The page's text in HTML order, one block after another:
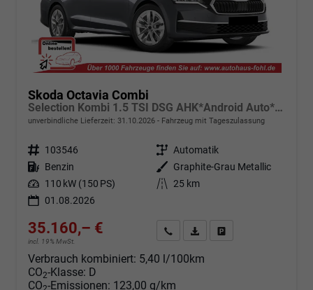
Skoda Octavia Combi
Selection Kombi 1.5 TSI DSG AHK*Android Auto*ACC*SHZ*E-Heck*Keyless*Kamera*2Z Klimaauto
unverbindliche Lieferzeit: 31.10.2026 Fahrzeug mit Tageszulassung
Fahrzeugnr. 103546 Getriebe Automatik
Kraftstoff Benzin Außenfarbe
Graphite-Grau Metallic
Leistung 110 kW (150 PS) Kilometerstand 25 km
01.08.2026
35.160,– €
incl. 19% MwSt.
Angebot anfordern
Fahrzeugexpose (PDF)
Verbrauch kombiniert: 5,40 l/100km
CO2-Klasse: D
CO -Emissionen: 123,00 g/km